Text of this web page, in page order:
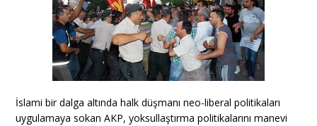
İslami bir dalga altında halk düşmanı neo-liberal politikaları
uygulamaya sokan AKP, yoksullaştırma politikalarını manevi